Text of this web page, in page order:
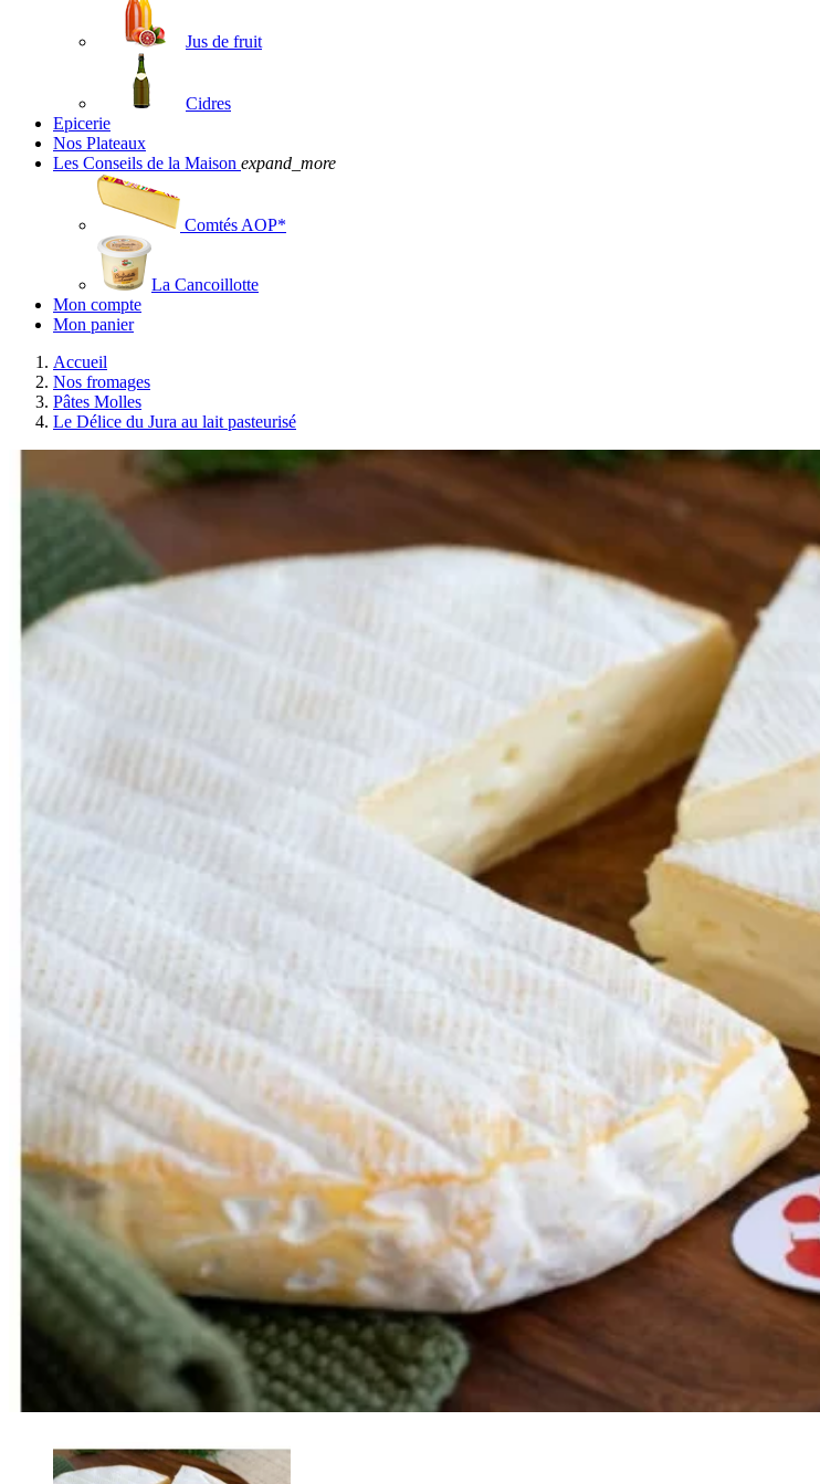
Jus de fruit
Cidres
Epicerie
Nos Plateaux
Les Conseils de la Maison expand_more
Comtés AOP*
La Cancoillotte
Mon compte
Mon panier
Accueil
Nos fromages
Pâtes Molles
Le Délice du Jura au lait pasteurisé